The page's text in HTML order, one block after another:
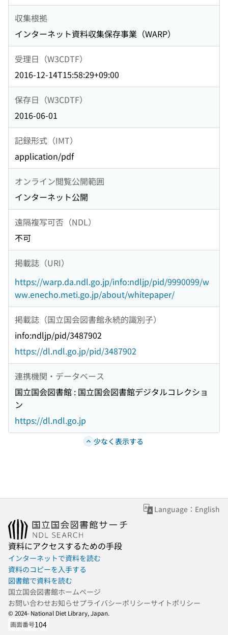
収集根拠
インターネット資料収集保存事業（WARP）
受理日（W3CDTF）
2016-12-14T15:58:29+09:00
保存日（W3CDTF）
2016-06-01
記録形式（IMT）
application/pdf
オンライン閲覧公開範囲
インターネット公開
遠隔複写可否（NDL）
不可
掲載誌（URI）
https://warp.da.ndl.go.jp/info:ndljp/pid/9990099/w
ww.enecho.meti.go.jp/about/whitepaper/
掲載誌（国立国会図書館永続的識別子）
info:ndljp/pid/3487902
https://dl.ndl.go.jp/pid/3487902
連携機関・データベース
国立国会図書館 : 国立国会図書館デジタルコレクショ
ン
https://dl.ndl.go.jp
少なく表示する
Language：English
資料にアクセスするための手段
インターネットで資料を読む
資料のコピーを入手する
図書館で資料を読む
国立国会図書館ホームページ
お問い合わせお知らせプライバシーポリシーサイトポリシー
© 2024- National Diet Library, Japan.
画面番号104